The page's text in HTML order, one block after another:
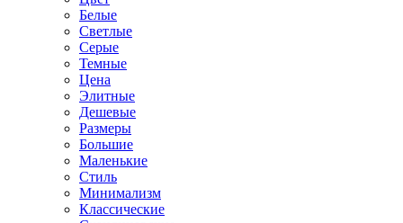
Белые
Светлые
Серые
Темные
Цена
Элитные
Дешевые
Размеры
Большие
Маленькие
Стиль
Минимализм
Классические